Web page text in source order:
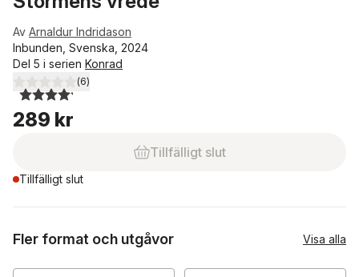
Av Arnaldur Indridason
Inbunden, Svenska, 2024
Del 5 i serien Konrad
4,2utav 5 stjärnor. Totalt antal röster:
(6)
289 kr
Tillfälligt slut
Tillfälligt slut
Fler format och utgåvor Visa alla